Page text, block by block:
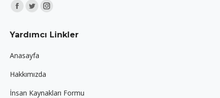
Find us on:
Facebook
opens
new
window
Twitter
opens
new
window
Instagram
opens
Yardımcı Linkler
Anasayfa
Hakkımızda
İnsan Kaynakları Formu